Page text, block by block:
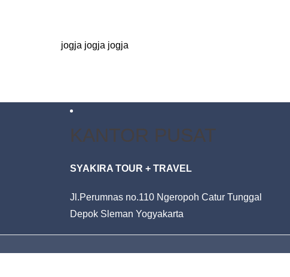
jogja jogja jogja
KANTOR PUSAT
SYAKIRA TOUR + TRAVEL
Jl.Perumnas no.110 Ngeropoh Catur Tunggal
Depok Sleman Yogyakarta